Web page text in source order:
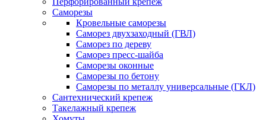
Саморезы
Кровельные саморезы
Саморез двухзаходный (ГВЛ)
Саморез по дереву
Саморез пресс-шайба
Саморезы оконные
Саморезы по бетону
Саморезы по металлу универсальные (ГКЛ)
Сантехнический крепеж
Такелажный крепеж